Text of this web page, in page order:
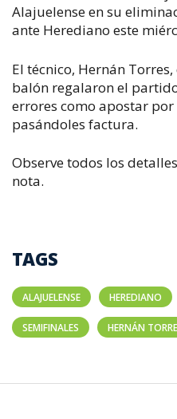
Alajuelense en su
ante Herediano este
El técnico, Hernán
balón regalaron el
errores como apostar
pasándoles factura.
Observe todos los
nota.
TAGS
ALAJUELENSE HEREDIANO
SEMIFINALES HERNÁN